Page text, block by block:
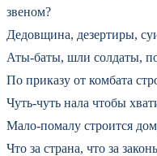
звеном?
Дедовщина, дезертиры,
Аты-баты, шли солдаты,
По приказу от комбата
Чуть-чуть нала чтобы
Мало-помалу строится
Что за страна, что за